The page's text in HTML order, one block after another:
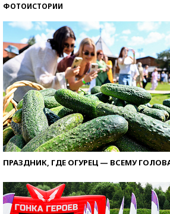
ФОТОИСТОРИИ
ПРАЗДНИК, ГДЕ ОГУРЕЦ — ВСЕМУ